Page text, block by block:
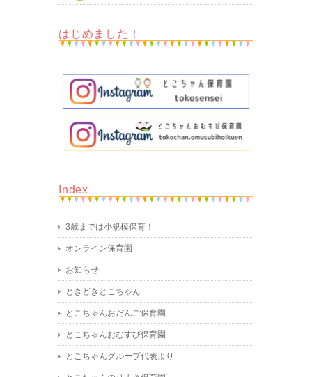
はじめました！
Index
3歳までは小規模保育！
オンライン保育園
お知らせ
ときどきとこちゃん
とこちゃんおだんご保育園
とこちゃんおむすび保育園
とこちゃんグループ代表より